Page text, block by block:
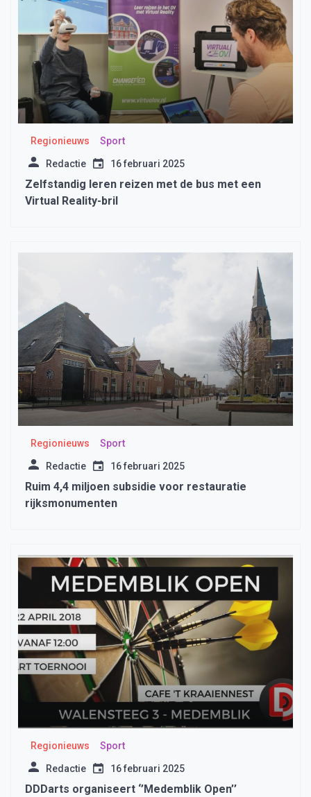
Regionieuws Sport
Redactie 16 februari 2025
Zelfstandig leren reizen met de bus met een
Virtual Reality-bril
Regionieuws Sport
Redactie 16 februari 2025
Ruim 4,4 miljoen subsidie voor restauratie
rijksmonumenten
Regionieuws Sport
Redactie 16 februari 2025
DDDarts organiseert ‘’Medemblik Open’’